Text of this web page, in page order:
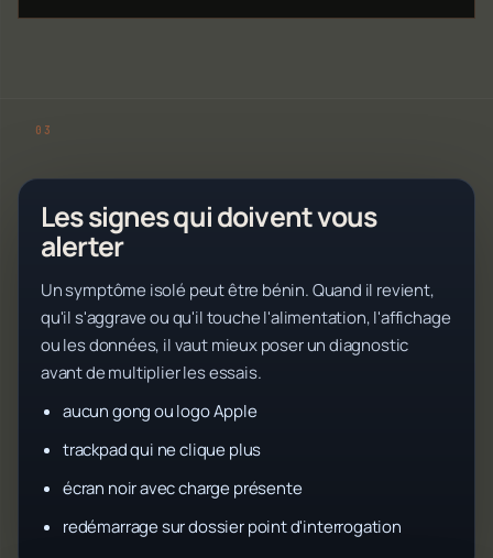
Les signes qui doivent vous
alerter
Un symptôme isolé peut être bénin. Quand il revient,
qu'il s'aggrave ou qu'il touche l'alimentation, l'affichage
ou les données, il vaut mieux poser un diagnostic
avant de multiplier les essais.
aucun gong ou logo Apple
trackpad qui ne clique plus
écran noir avec charge présente
redémarrage sur dossier point d'interrogation